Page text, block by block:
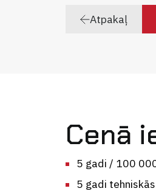
Atpakaļ
Cenā
5 gadi / 100
5 gadi